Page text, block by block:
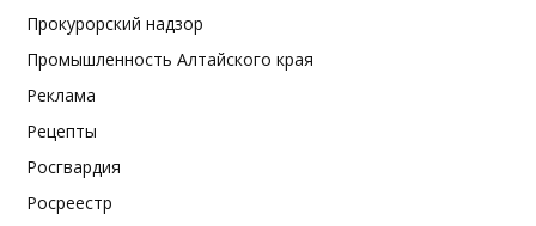
Прокурорский надзор
Промышленность Алтайского края
Реклама
Рецепты
Росгвардия
Росреестр